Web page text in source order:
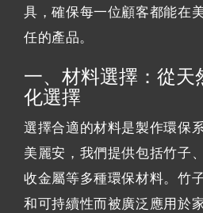
具，確保每一位顧客都能在
任的產品。
一、材料選擇：從天
化選擇
選擇合適的材料是製作環保
美麗安，我們提供包括竹子
收金屬等多種環保材料。竹
和可持續性而被廣泛應用於